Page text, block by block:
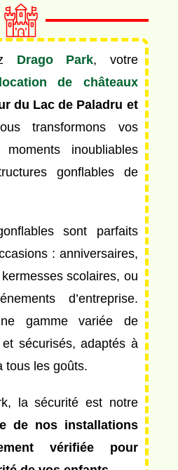
Drago Park, votre
de châteaux
du Lac de Paladru et
transformons vos
inoubliables
gonflables de
sont parfaits
: anniversaires,
scolaires, ou
d’entreprise.
gamme variée de
sécurisés, adaptés à
tous les goûts.
la sécurité est notre
de nos installations
vérifiée pour